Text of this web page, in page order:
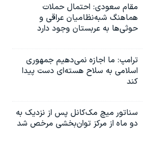
مقام سعودی: احتمال حملات
هماهنگ شبه‌نظامیان عراقی و
حوثی‌ها به عربستان وجود دارد
ترامپ: ما اجازه نمی‌دهیم جمهوری
اسلامی به سلاح هسته‌ای دست پیدا
کند
سناتور میچ مک‌کانل پس از نزدیک به
دو ماه از مرکز توان‌بخشی مرخص شد